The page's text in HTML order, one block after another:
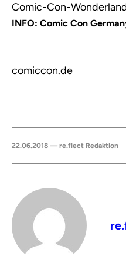
Comic-Con-
INFO: Comic Con
comiccon.de
22.06.2018 — re.flect Redaktion